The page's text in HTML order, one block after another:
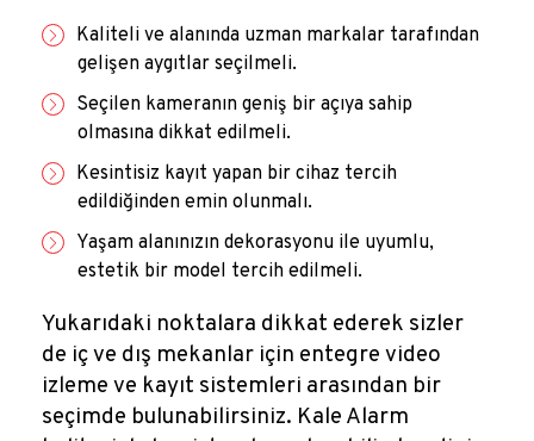
Kaliteli ve alanında uzman markalar tarafından
gelişen aygıtlar seçilmeli.
Seçilen kameranın geniş bir açıya sahip
olmasına dikkat edilmeli.
Kesintisiz kayıt yapan bir cihaz tercih
edildiğinden emin olunmalı.
Yaşam alanınızın dekorasyonu ile uyumlu,
estetik bir model tercih edilmeli.
Yukarıdaki noktalara dikkat ederek sizler
de iç ve dış mekanlar için entegre video
izleme ve kayıt sistemleri arasından bir
seçimde bulunabilirsiniz. Kale Alarm